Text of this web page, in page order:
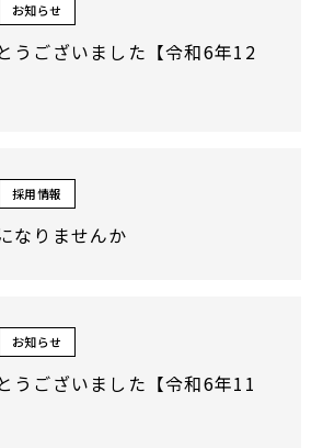
お知らせ
うございました【令和6年12
採用情報
なりませんか
お知らせ
うございました【令和6年11